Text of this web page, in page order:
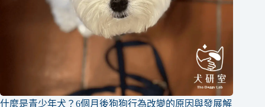
什麼是青少年犬？6個月後狗狗行為改變的原因與發展解